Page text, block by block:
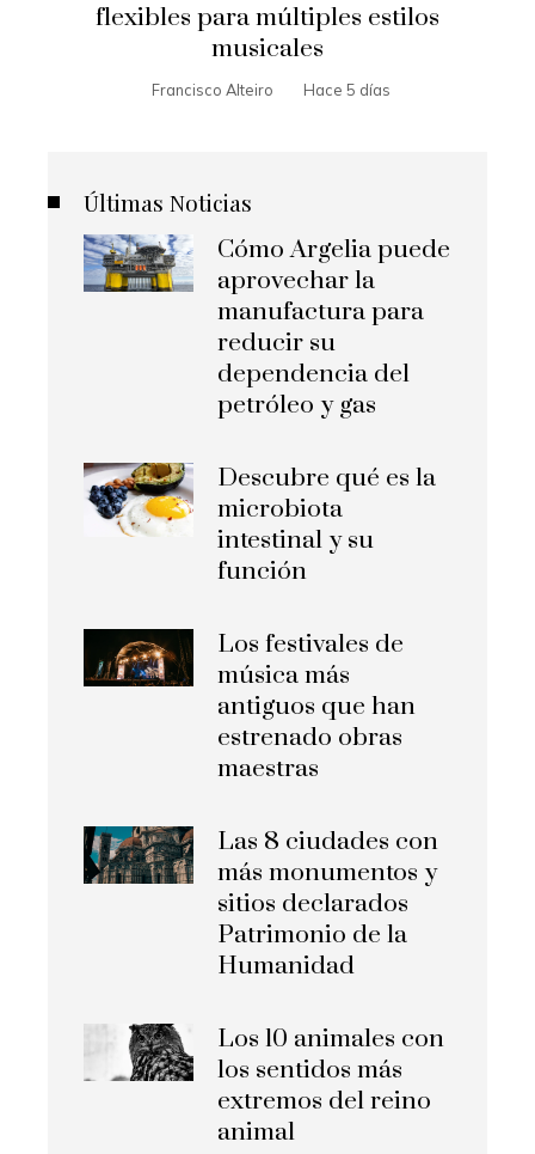
flexibles para múltiples estilos
musicales
Francisco Alteiro Hace 5 días
Últimas Noticias
Cómo Argelia puede
aprovechar la
manufactura para
reducir su
dependencia del
petróleo y gas
Descubre qué es la
microbiota
intestinal y su
función
Los festivales de
música más
antiguos que han
estrenado obras
maestras
Las 8 ciudades con
más monumentos y
sitios declarados
Patrimonio de la
Humanidad
Los 10 animales con
los sentidos más
extremos del reino
animal